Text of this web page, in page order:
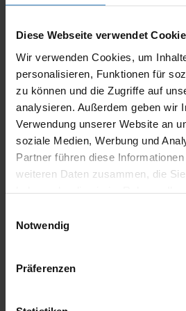
Diese Webseite verwendet
Wir verwenden Cookies, um
personalisieren, Funktionen für
zu können und die Zugriffe auf
analysieren. Außerdem geben wir
Verwendung unserer Website an
soziale Medien, Werbung und
Partner führen diese
weiteren Daten zusammen, die
Notwendig
Präferenzen
Unflüssigkeiten zu
Alle kompetenten
Einschübe,
bereits angefangener Phrasen
Unflüssigkeiten haben einen
kommunikativ-pragmatischen
Zuhörer:innen erhalten das
Sprecher:innen seine
haben, jedoch den inhaltlichen
um ihn dann aber gleich
Dieses sind funktionelle oder
Unflüssigkeiten und keine
Therapie:
nach van
http://